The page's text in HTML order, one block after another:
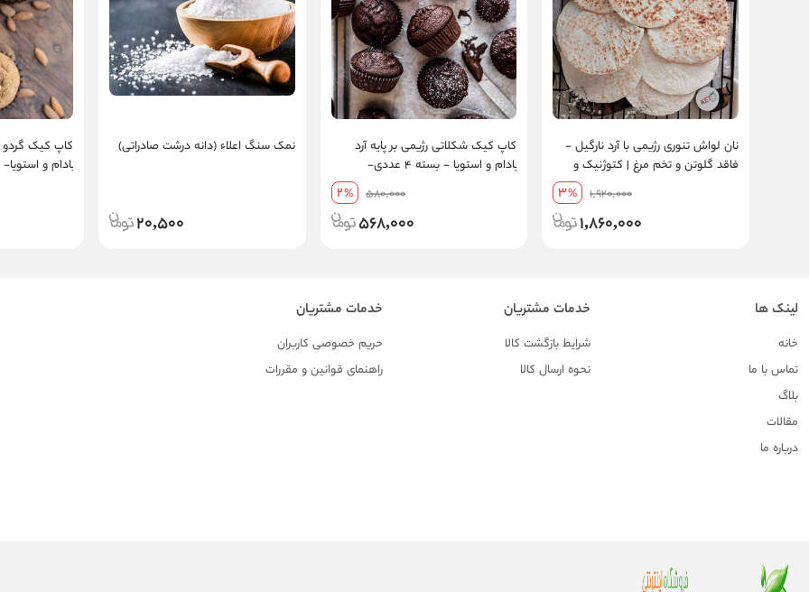
نان لواش تنوری رژیمی با آرد نارگیل -
فاقد گلوتن و تخم مرغ | کتوژنیک و
1,920,000
3%
1,860,000
کاپ کیک شکلاتی رژیمی بر پایه آرد
بادام و استویا - بسته ۴ عددی-
580,000
2%
568,000
نمک سنگ اعلاء (دانه درشت صادراتی)
20,500
کاپ کیک گردو
لینک ها
خانه
تماس با ما
بلاگ
مقالات
درباره ما
خدمات مشتریان
شرایط بازگشت کالا
نحوه ارسال کالا
خدمات مشتریان
حریم خصوصی کاربران
راهنمای قوانین و مقررات